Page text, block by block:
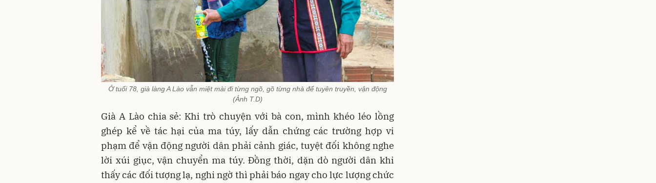
Ở tuổi 78, già làng A Lào vẫn miệt mài đi từng ngõ, gõ từng nhà để tuyên truyền, vận động
(Ảnh T.D)
Già A Lào chia sẻ: Khi trò chuyện với bà con, mình khéo léo lồng
ghép kể về tác hại của ma túy, lấy dẫn chứng các trường hợp vi
phạm để vận động người dân phải cảnh giác, tuyệt đối không nghe
lời xúi giục, vận chuyển ma túy. Đồng thời, dặn dò người dân khi
thấy các đối tượng lạ, nghi ngờ thì phải báo ngay cho lực lượng chức